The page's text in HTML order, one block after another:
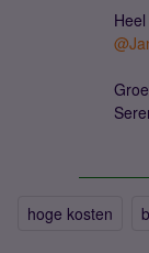
hoge kosten